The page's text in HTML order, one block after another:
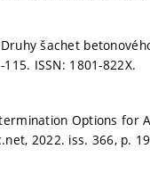
Druhy šachet
115. ISSN: 1801-822X.
Options
2022. iss. 366, p.